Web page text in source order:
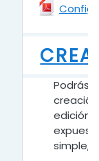
Podrás
creación
edición
simple,